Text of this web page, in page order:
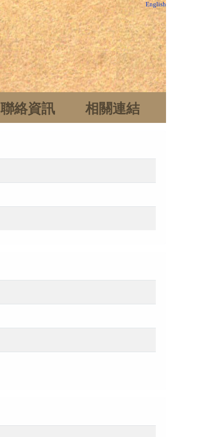
English
聯絡資訊 相關連結